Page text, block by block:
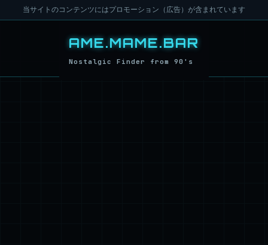
当サイトのコンテンツにはプロモーション（広告）が含まれています